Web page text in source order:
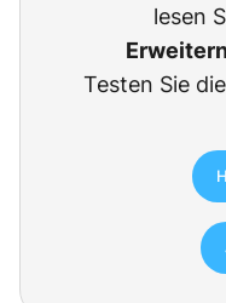
lesen
Testen Sie